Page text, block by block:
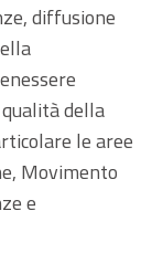
diffusione
della
le aree
Movimento
e